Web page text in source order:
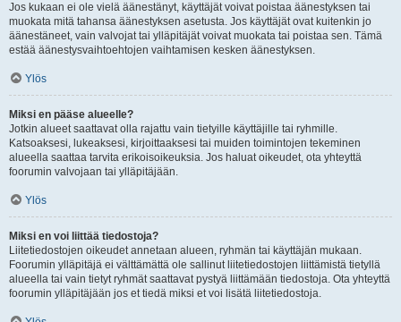
Jos kukaan ei ole vielä äänestänyt, käyttäjät voivat poistaa äänestyksen tai
muokata mitä tahansa äänestyksen asetusta. Jos käyttäjät ovat kuitenkin jo
äänestäneet, vain valvojat tai ylläpitäjät voivat muokata tai poistaa sen. Tämä
estää äänestysvaihtoehtojen vaihtamisen kesken äänestyksen.
Ylös
Miksi en pääse alueelle?
Jotkin alueet saattavat olla rajattu vain tietyille käyttäjille tai ryhmille.
Katsoaksesi, lukeaksesi, kirjoittaaksesi tai muiden toimintojen tekeminen
alueella saattaa tarvita erikoisoikeuksia. Jos haluat oikeudet, ota yhteyttä
foorumin valvojaan tai ylläpitäjään.
Ylös
Miksi en voi liittää tiedostoja?
Liitetiedostojen oikeudet annetaan alueen, ryhmän tai käyttäjän mukaan.
Foorumin ylläpitäjä ei välttämättä ole sallinut liitetiedostojen liittämistä tietyllä
alueella tai vain tietyt ryhmät saattavat pystyä liittämään tiedostoja. Ota yhteyttä
foorumin ylläpitäjään jos et tiedä miksi et voi lisätä liitetiedostoja.